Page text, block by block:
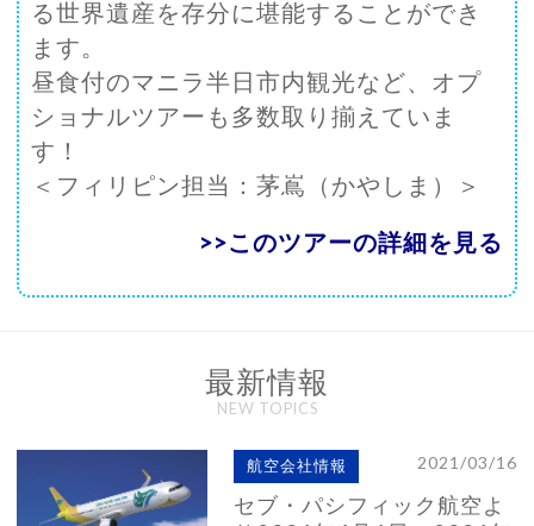
る世界遺産を存分に堪能することができ
ます。
昼食付のマニラ半日市内観光など、オプ
ショナルツアーも多数取り揃えていま
す！
＜フィリピン担当：茅嶌（かやしま）＞
>>このツアーの詳細を見る
最新情報
NEW TOPICS
航空会社情報 2021/03/16
セブ・パシフィック航空よ